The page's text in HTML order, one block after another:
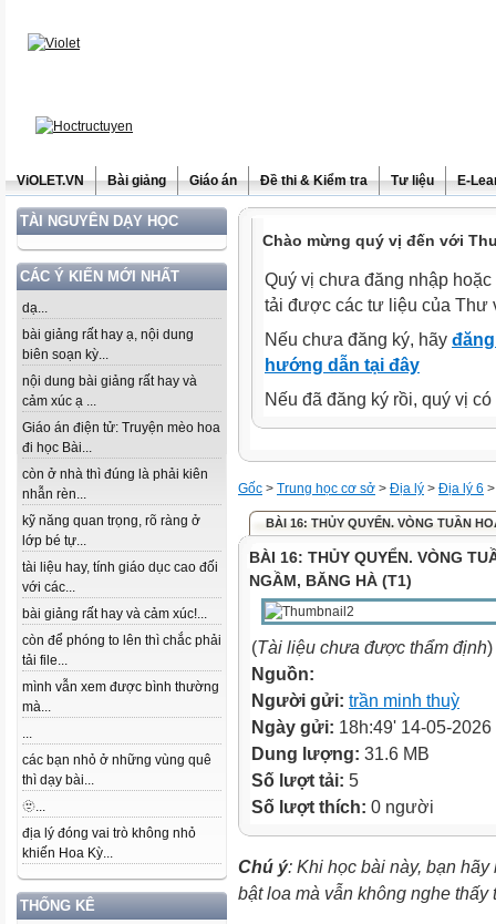
ViOLET.VN Bài giảng Giáo án Đề thi & Kiểm tra Tư liệu E-
TÀI NGUYÊN DẠY HỌC
CÁC Ý KIẾN MỚI NHẤT
dạ...
bài giảng rất hay ạ, nội dung
biên soạn kỳ...
nội dung bài giảng rất hay và
cảm xúc ạ ...
Giáo án điện tử: Truyện mèo hoa
đi học Bài...
còn ở nhà thì đúng là phải kiên
nhẫn rèn...
kỹ năng quan trọng, rõ ràng ở
lớp bé tự...
tài liệu hay, tính giáo dục cao đối
với các...
bài giảng rất hay và cảm xúc!...
còn để phóng to lên thì chắc phải
tải file...
mình vẫn xem được bình thường
mà...
...
các bạn nhỏ ở những vùng quê
thì dạy bài...
🫥...
địa lý đóng vai trò không nhỏ
khiến Hoa Kỳ...
THỐNG KÊ
Chào mừng quý vị đến với
Quý vị chưa đăng nhập
tải được các tư liệu của Thư
Nếu chưa đăng ký, hãy
hướng dẫn tại đây
Nếu đã đăng ký rồi, quý vị
Gốc > Trung học cơ sở > Địa lý > Địa lý 6 >
BÀI 16: THỦY QUYỂN. VÒNG TUẦN
BÀI 16: THỦY QUYỂN. VÒNG
NGẦM, BĂNG HÀ (T1)
(Tài liệu chưa được thẩm định)
Nguồn:
Người gửi: trần minh thuỳ
Ngày gửi: 18h:49' 14-05-2026
Dung lượng: 31.6 MB
Số lượt tải: 5
Số lượt thích: 0 người
Chú ý: Khi học bài này, bạn
bật loa mà vẫn không nghe